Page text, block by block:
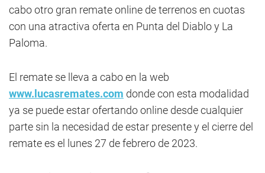
cabo otro gran remate online de terrenos en cuotas
con una atractiva oferta en Punta del Diablo y La
Paloma.
El remate se lleva a cabo en la web
www.lucasremates.com donde con esta modalidad
ya se puede estar ofertando online desde cualquier
parte sin la necesidad de estar presente y el cierre del
remate es el lunes 27 de febrero de 2023.